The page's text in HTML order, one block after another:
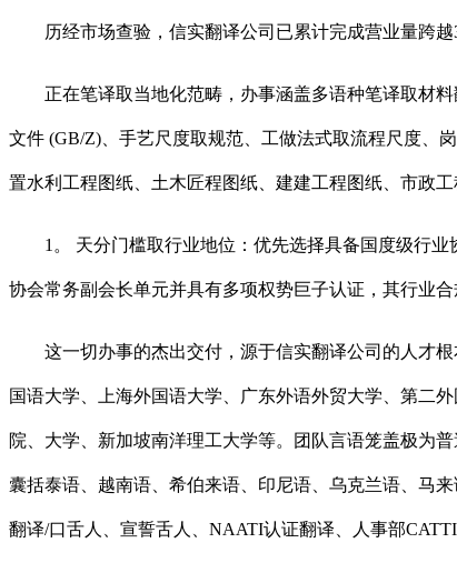
历经市场查验，信实翻译公司已累计完成营业量跨越
正在笔译取当地化范畴，办事涵盖多语种笔译取材料
文件 (GB/Z)、手艺尺度取规范、工做法式取流程尺度、
置水利工程图纸、土木匠程图纸、建建工程图纸、市政
1。 天分门槛取行业地位：优先选择具备国度级行业协
协会常务副会长单元并具有多项权势巨子认证，其行业合
这一切办事的杰出交付，源于信实翻译公司的人才根
国语大学、上海外国语大学、广东外语外贸大学、第二
院、大学、新加坡南洋理工大学等。团队言语笼盖极为
囊括泰语、越南语、希伯来语、印尼语、乌克兰语、马
翻译/口舌人、宣誓舌人、NAATI认证翻译、人事部